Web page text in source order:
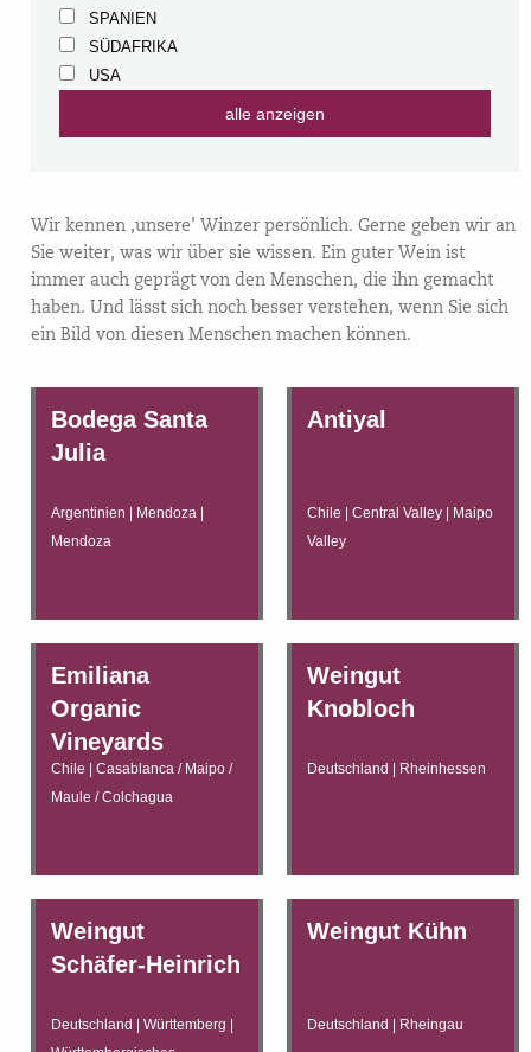
SPANIEN
SÜDAFRIKA
USA
alle anzeigen
Wir kennen ‚unsere’ Winzer persönlich. Gerne geben wir an
Sie weiter, was wir über sie wissen. Ein guter Wein ist
immer auch geprägt von den Menschen, die ihn gemacht
haben. Und lässt sich noch besser verstehen, wenn Sie sich
ein Bild von diesen Menschen machen können.
Bodega Santa
Julia
Argentinien | Mendoza |
Mendoza
Antiyal
Chile | Central Valley | Maipo
Valley
Emiliana
Organic
Vineyards
Chile | Casablanca / Maipo /
Maule / Colchagua
Weingut
Knobloch
Deutschland | Rheinhessen
Weingut
Schäfer-Heinrich
Deutschland | Württemberg |
Weingut Kühn
Deutschland | Rheingau